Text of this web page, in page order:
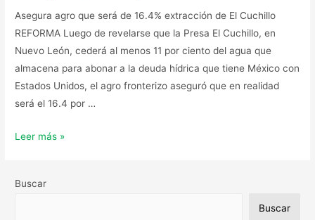
Asegura agro que será de 16.4% extracción de El Cuchillo
REFORMA Luego de revelarse que la Presa El Cuchillo, en
Nuevo León, cederá al menos 11 por ciento del agua que
almacena para abonar a la deuda hídrica que tiene México con
Estados Unidos, el agro fronterizo aseguró que en realidad
será el 16.4 por …
Leer más »
Buscar
Buscar